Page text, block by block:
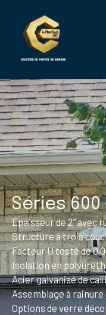
Séries
Épaisseur de 2”
Structure à trois
Facteur U testé de
Isolation en
Acier galvanisé de
Assemblage à
Options de verre